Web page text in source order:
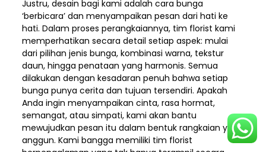
Justru, desain bagi kami adalah cara bunga
‘berbicara’ dan menyampaikan pesan dari hati ke
hati. Dalam proses perangkaiannya, tim florist kami
memperhatikan secara detail setiap aspek: mulai
dari pilihan jenis bunga, kombinasi warna, tekstur
daun, hingga penataan yang harmonis. Semua
dilakukan dengan kesadaran penuh bahwa setiap
bunga punya cerita dan tujuan tersendiri. Apakah
Anda ingin menyampaikan cinta, rasa hormat,
semangat, atau simpati, kami akan bantu
mewujudkan pesan itu dalam bentuk rangkaian yang
anggun. Kami bangga memiliki tim florist